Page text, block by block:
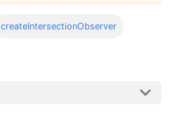
createIntersectionObserver